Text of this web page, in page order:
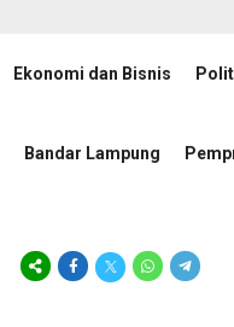
Ekonomi dan Bisnis
Bandar Lampung